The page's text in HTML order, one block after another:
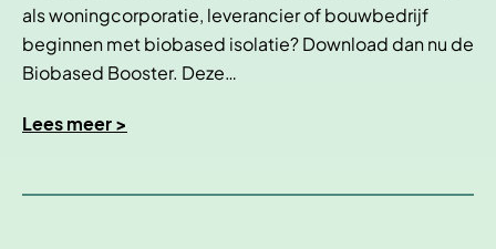
als woningcorporatie, leverancier of bouwbedrijf
beginnen met biobased isolatie? Download dan nu de
Biobased Booster. Deze…
Lees meer >